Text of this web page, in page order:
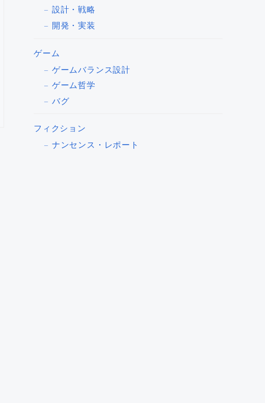
設計・戦略
開発・実装
ゲーム
ゲームバランス設計
ゲーム哲学
バグ
フィクション
ナンセンス・レポート